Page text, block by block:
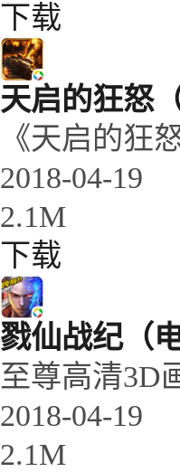
下载
天启的狂怒
《天启的狂
2018-04-19
2.1M
下载
戮仙战纪（
至尊高清3D
2018-04-19
2.1M